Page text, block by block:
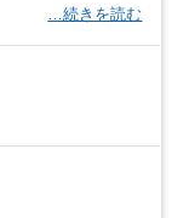
…続きを読む